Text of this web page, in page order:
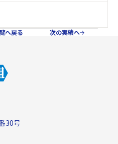
へ戻る 次の実績へ
30号